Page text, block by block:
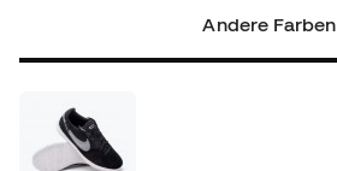
Andere Farben